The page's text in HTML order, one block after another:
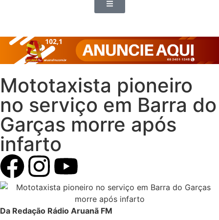
Mototaxista pioneiro
no serviço em Barra do
Garças morre após
infarto
Da Redação Rádio Aruanã FM